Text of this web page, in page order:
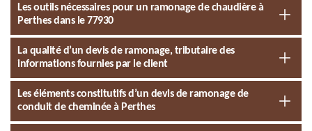
Les outils nécessaires pour un ramonage de chaudière à
Perthes dans le 77930
La qualité d’un devis de ramonage, tributaire des
informations fournies par le client
Les éléments constitutifs d’un devis de ramonage de
conduit de cheminée à Perthes